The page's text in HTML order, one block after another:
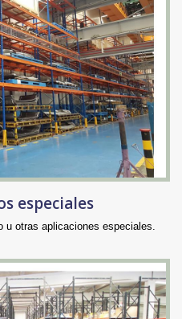
especiales
u otras aplicaciones especiales.